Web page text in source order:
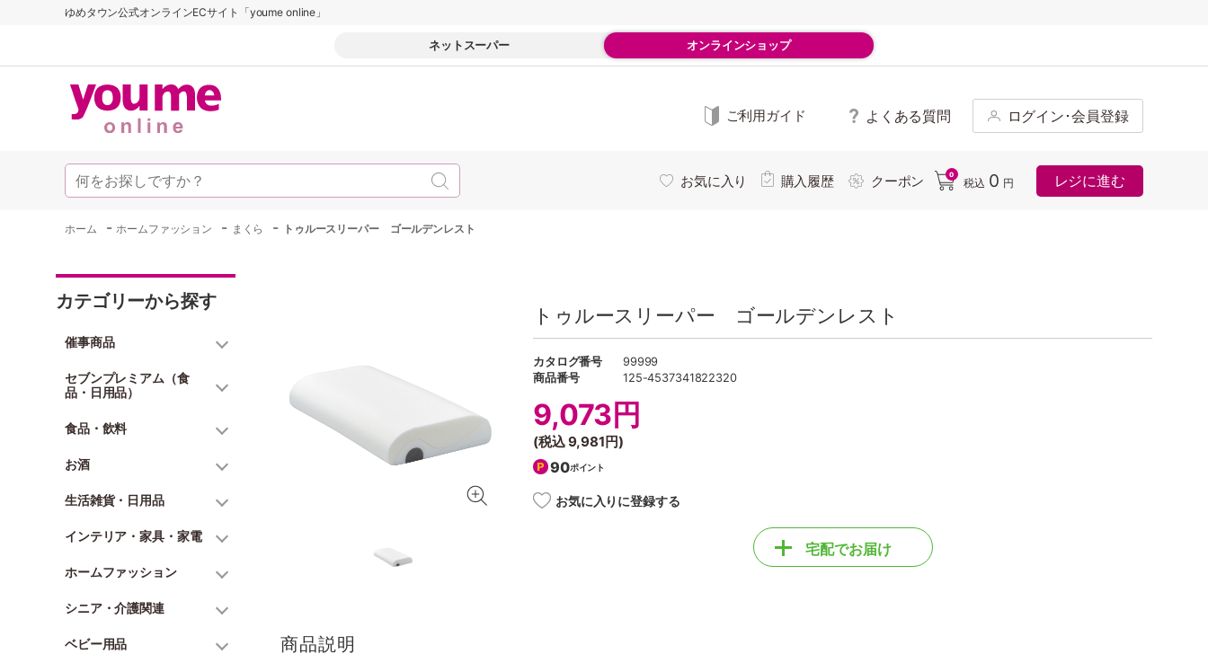
ゆめタウン公式オンラインECサイト「youme online」
ネットスーパー オンラインショップ
ご利用ガイド よくある質問 ログイン･会員登録
お気に入り 購入履歴 クーポン 0
税込 0 円 レジに進む
ホーム -ホームファッション - まくら - トゥルースリーパー ゴールデンレスト
カテゴリーから探す
催事商品
セブンプレミアム（食
品・日用品）
食品・飲料
お酒
生活雑貨・日用品
インテリア・家具・家電
ホームファッション
シニア・介護関連
ベビー用品
トゥルースリーパー ゴールデンレスト
カタログ番号
99999
商品番号
125-4537341822320
9,073円
(税込9,981円)
90ポイント
お気に入りに登録する
宅配でお届け
商品説明